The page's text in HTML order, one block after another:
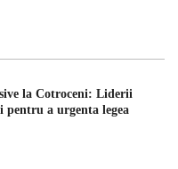
la Cotroceni: Liderii
a urgenta legea